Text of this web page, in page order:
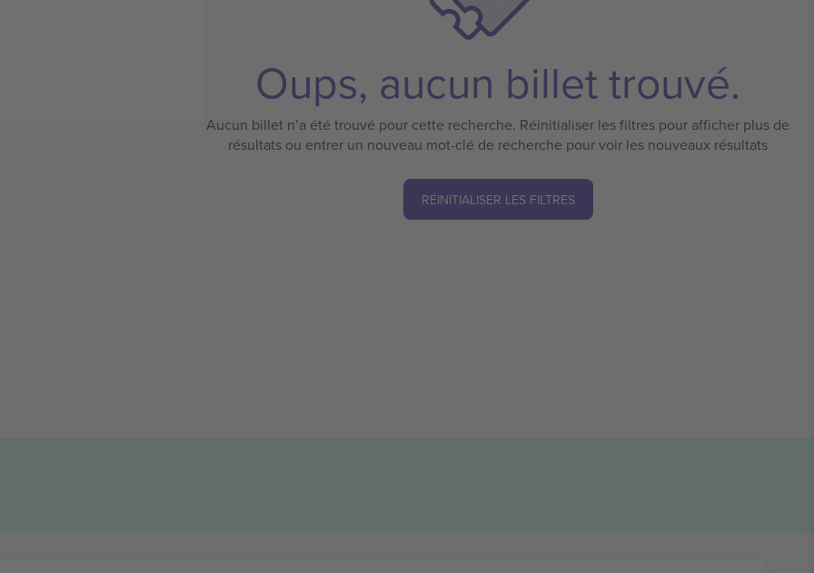
Oups, aucun billet trouvé.
Aucun billet n’a été trouvé pour cette recherche. Réinitialiser les filtres pour afficher plus de
résultats ou entrer un nouveau mot-clé de recherche pour voir les nouveaux résultats
RÉINITIALISER LES FILTRES